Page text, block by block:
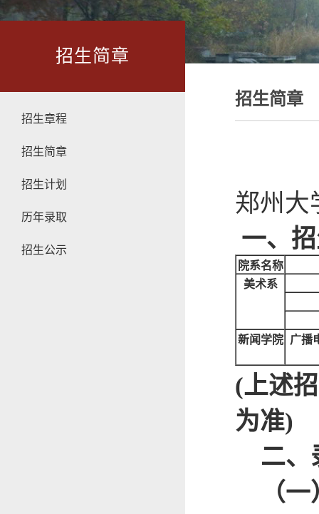
招生简章
招生章程
招生简章
招生计划
历年录取
招生公示
招生简章
郑州大
一、
院系名称
美术系
新闻学院 广播
(上述
为准)
二、
（一